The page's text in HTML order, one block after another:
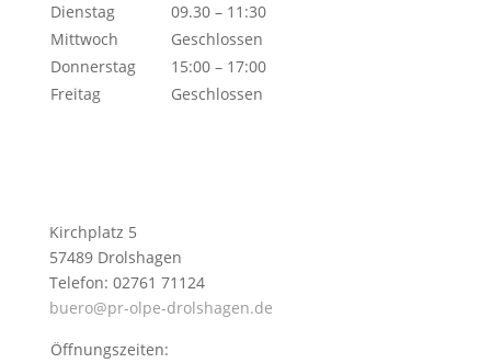
Dienstag
09.30 – 11:30
Mittwoch
Geschlossen
Donnerstag
15:00 – 17:00
Freitag
Geschlossen
Kirchplatz 5
57489 Drolshagen
Telefon: 02761 71124
buero@pr-olpe-drolshagen.de
Öffnungszeiten: